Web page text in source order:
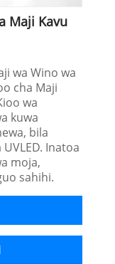
Maji Kavu
wa Wino wa
cha Maji
wa
kuwa
bila
Inatoa
moja,
sahihi.